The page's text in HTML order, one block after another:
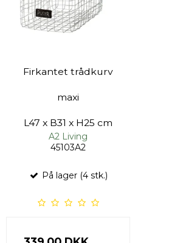
Firkantet trådkurv
maxi
L47 x B31 x H25 cm
A2 Living
45103A2
På lager (4 stk.)